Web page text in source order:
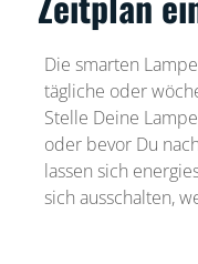
Die smarten
tägliche oder
Stelle Deine
oder bevor Du
lassen sich
sich ausschalten,